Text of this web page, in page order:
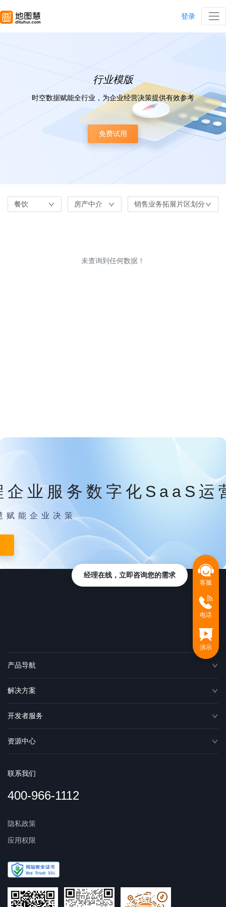
登录
行业模版
时空数据赋能全行业，为企业经营决策提供有效参考
免费试用
餐饮 房产中介 销售业务拓展片区划分
未查询到任何数据！
企业服务数字化SaaS运
赋能企业决策
产品导航
解决方案
开发者服务
资源中心
联系我们
400-966-1112
隐私政策
应用权限
客服
电话
演示
经理在线，立即咨询您的需求